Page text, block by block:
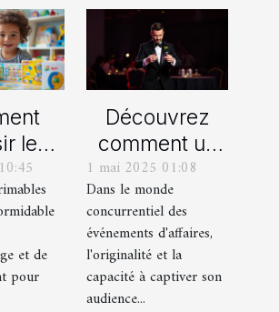
le
jeu
et de
pour
Découvrez
comment un
spectacle de
magie
transforme les
événements
professionnels
1 mai 2025 01:08
Dans le monde
concurrentiel des
événements d'affaires,
l'originalité et la
capacité à captiver son
audience...